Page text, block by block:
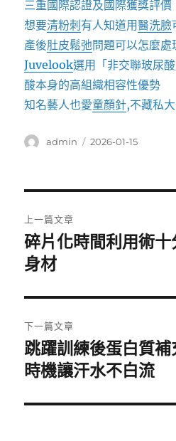
三重國際認證及國際獲獎評價
想要清粉刺 有人知道用醫洗臉
產後肚皮鬆弛問題可以怎麼處
Juvelook選用「非交聯玻尿
酸本身的高組織相容性優勢
知名藝人也愛童顏針,不藏私
作
admin
發
2026-01-15
章
導
覽
上一篇文章
上
一
文
章:
碎片化時間利用術
身材
下一篇文章
下
一
文
跳躍訓練後蛋白質
時機讓汗水不白流